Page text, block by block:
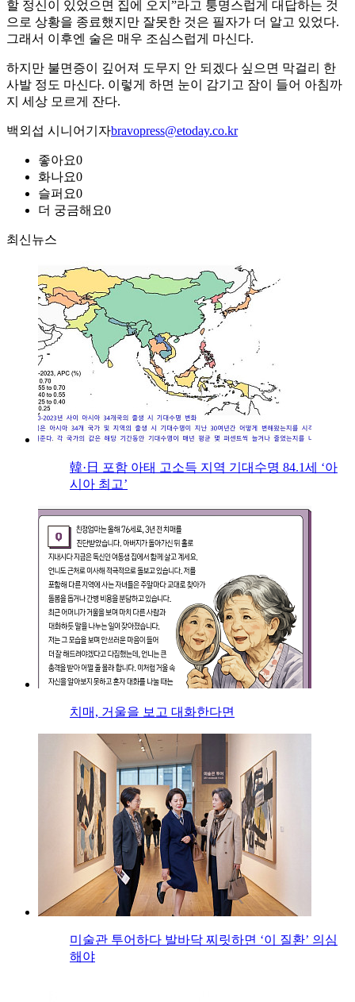
할 정신이 있었으면 집에 오지”라고 퉁명스럽게 대답하는 것
으로 상황을 종료했지만 잘못한 것은 필자가 더 알고 있었다.
그래서 이후엔 술은 매우 조심스럽게 마신다.
하지만 불면증이 깊어져 도무지 안 되겠다 싶으면 막걸리 한
사발 정도 마신다. 이렇게 하면 눈이 감기고 잠이 들어 아침까
지 세상 모르게 잔다.
백외섭 시니어기자bravopress@etoday.co.kr
좋아요0
화나요0
슬퍼요0
더 궁금해요0
최신뉴스
韓·日 포함 아태 고소득 지역 기대수명 84.1세 ‘아
시아 최고’
치매, 거울을 보고 대화한다면
미술관 투어하다 발바닥 찌릿하면 ‘이 질환’ 의심
해야